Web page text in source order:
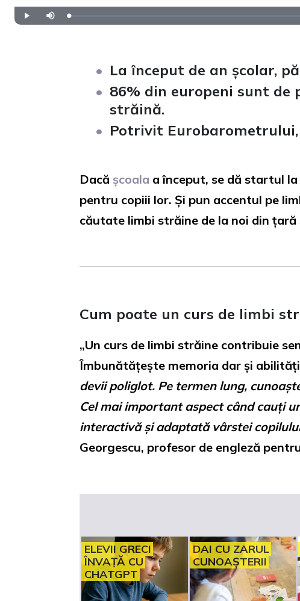
Play Mute Loaded
0%
La început de an școlar,
86% din europeni sunt
străină.
Potrivit
Dacă școala a început, se dă startul
pentru copiii lor. Și pun accentul pe
căutate limbi străine de la noi din
Cum poate un curs de limbi
„Un curs de limbi străine contribuie
Îmbunătățește memoria dar și
devii poliglot. Pe termen lung,
Cel mai important aspect când cauți
interactivă și adaptată vârstei
Georgescu, profesor de engleză
ELEVII GRECI
ÎNVAȚĂ CU
CHATGPT
DAI CU ZARUL
CUNOAȘTERII